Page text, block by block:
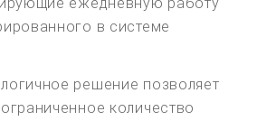
в системе
решение позволяет
количество